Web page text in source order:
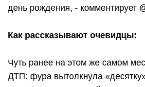
день рождения, - комментирует
Как рассказывают очевидцы:
Чуть ранее на этом же самом
ДТП: фура вытолкнула «десятку»